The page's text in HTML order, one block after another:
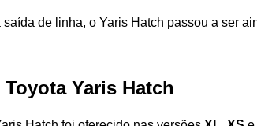
de linha, o Yaris Hatch passou a ser
Yaris Hatch